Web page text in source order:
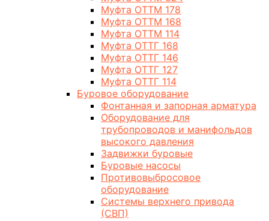
Муфта ОТТМ 178
Муфта ОТТМ 168
Муфта ОТТМ 114
Муфта ОТТГ 168
Муфта ОТТГ 146
Муфта ОТТГ 127
Муфта ОТТГ 114
Буровое оборудование
Фонтанная и запорная арматура
Оборудование для
трубопроводов и манифольдов
высокого давления
Задвижки буровые
Буровые насосы
Противовыбросовое
оборудование
Системы верхнего привода
(СВП)